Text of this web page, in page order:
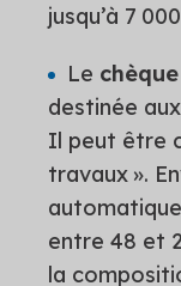
jusqu’à 7
Le
destinée
Il peut être
travaux ».
entre 48 et
la